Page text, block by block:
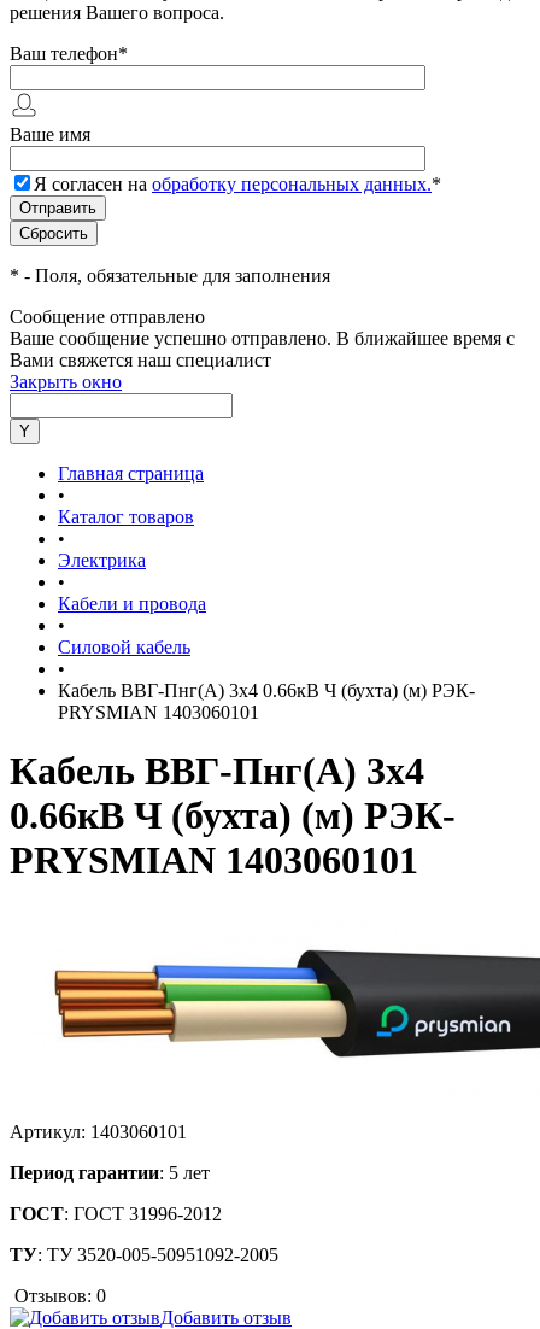
решения Вашего вопроса.
Ваш телефон*
Ваше имя
Я согласен на обработку персональных данных.*
* - Поля, обязательные для заполнения
Сообщение отправлено
Ваше сообщение успешно отправлено. В ближайшее время с
Вами свяжется наш специалист
Закрыть окно
Главная страница
•
Каталог товаров
•
Электрика
•
Кабели и провода
•
Силовой кабель
•
Кабель ВВГ-Пнг(А) 3х4 0.66кВ Ч (бухта) (м) РЭК-
PRYSMIAN 1403060101
Кабель ВВГ-Пнг(А) 3х4
0.66кВ Ч (бухта) (м) РЭК-
PRYSMIAN 1403060101
Артикул: 1403060101
Период гарантии: 5 лет
ГОСТ: ГОСТ 31996-2012
ТУ: ТУ 3520-005-50951092-2005
Отзывов: 0
Добавить отзыв